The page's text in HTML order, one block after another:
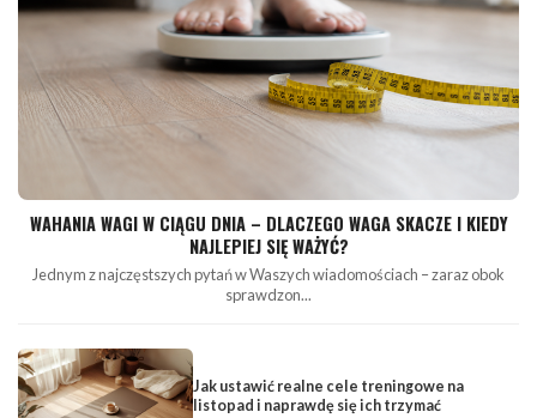
WAHANIA WAGI W CIĄGU DNIA – DLACZEGO WAGA SKACZE I KIEDY
NAJLEPIEJ SIĘ WAŻYĆ?
Jednym z najczęstszych pytań w Waszych wiadomościach – zaraz obok
sprawdzon...
Jak ustawić realne cele treningowe na
listopad i naprawdę się ich trzymać